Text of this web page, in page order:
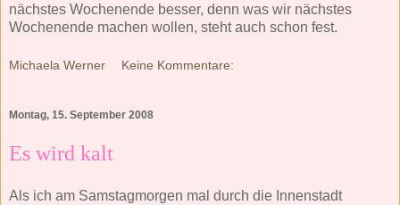
nächstes Wochenende besser, denn was wir nächstes
Wochenende machen wollen, steht auch schon fest.
Michaela Werner Keine Kommentare:
Montag, 15. September 2008
Es wird kalt
Als ich am Samstagmorgen mal durch die Innenstadt